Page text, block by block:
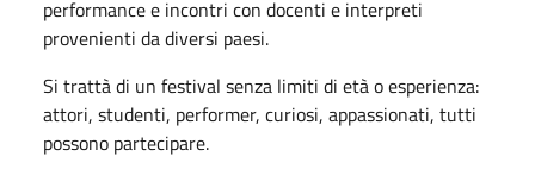
performance e incontri con docenti e interpreti
provenienti da diversi paesi.
Si trattà di un festival senza limiti di età o esperienza:
attori, studenti, performer, curiosi, appassionati, tutti
possono partecipare.